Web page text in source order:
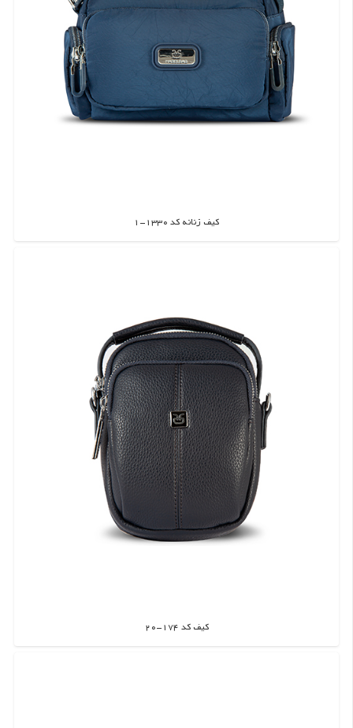
کیف زنانه کد 1330-1
اطلاعات بیشتر
کیف کد 174-20
اطلاعات بیشتر